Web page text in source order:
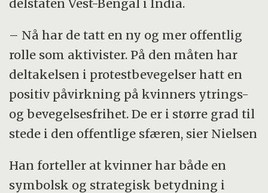
delstaten Vest-Bengal i India.
– Nå har de tatt en ny og mer offentlig
rolle som aktivister. På den måten har
deltakelsen i protestbevegelser hatt en
positiv påvirkning på kvinners ytrings-
og bevegelsesfrihet. De er i større grad til
stede i den offentlige sfæren, sier Nielsen
Han forteller at kvinner har både en
symbolsk og strategisk betydning i